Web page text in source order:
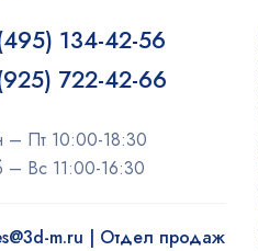
134-42-56
722-42-66
– Пт 10:00-18:30
– Вс 11:00-16:30
m.ru | Отдел продаж